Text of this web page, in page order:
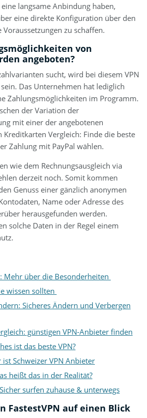
langsame Anbindung haben,
eine direkte Konfiguration über den
zu schaffen.
von
angeboten?
sucht, wird bei diesem VPN
Das Unternehmen hat lediglich
Zahlungsmöglichkeiten im Programm.
der Variation der
mit einer der angebotenen
Kreditkarten Vergleich: Finde die beste
Zahlung mit PayPal wählen.
wie dem Rechnungsausgleich via
derzeit noch. Somit kommen
Genuss einer gänzlich anonymen
Name oder Adresse des
herausgefunden werden.
solche Daten in der Regel einem
Mehr über die Besonderheiten
wissen sollten
Sicheres Ändern und Verbergen
günstigen VPN-Anbieter finden
ist das beste VPN?
ist Schweizer VPN Anbieter
heißt das in der Realität?
surfen zuhause & unterwegs
FastestVPN auf einen Blick